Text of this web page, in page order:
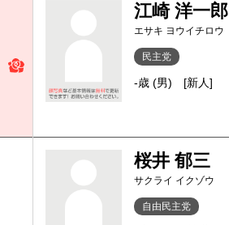
江崎 洋一郎
エサキ ヨウイチロウ
民主党
-歳 (男) [新人]
桜井 郁三
サクライ イクゾウ
自由民主党